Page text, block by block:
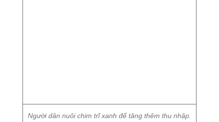
giải quyết việc làm, nâng cao thu nhập cho người